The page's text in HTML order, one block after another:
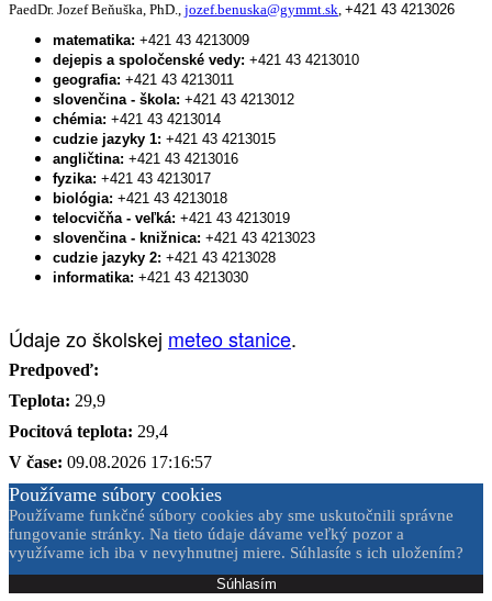
PaedDr. Jozef Beňuška, PhD., jozef.benuska@gymmt.sk, +421 43 4213026
matematika: +421 43 4213009
dejepis a spoločenské vedy: +421 43 4213010
geografia: +421 43 4213011
slovenčina - škola: +421 43 4213012
chémia: +421 43 4213014
cudzie jazyky 1: +421 43 4213015
angličtina: +421 43 4213016
fyzika: +421 43 4213017
biológia: +421 43 4213018
telocvičňa - veľká: +421 43 4213019
slovenčina - knižnica: +421 43 4213023
cudzie jazyky 2: +421 43 4213028
informatika: +421 43 4213030
Údaje zo školskej meteo stanice.
Predpoveď:
Teplota: 29,9
Pocitová teplota: 29,4
V čase: 09.08.2026 17:16:57
Používame súbory cookies
Používame funkčné súbory cookies aby sme uskutočnili správne
fungovanie stránky. Na tieto údaje dávame veľký pozor a
využívame ich iba v nevyhnutnej miere. Súhlasíte s ich uložením?
Súhlasím